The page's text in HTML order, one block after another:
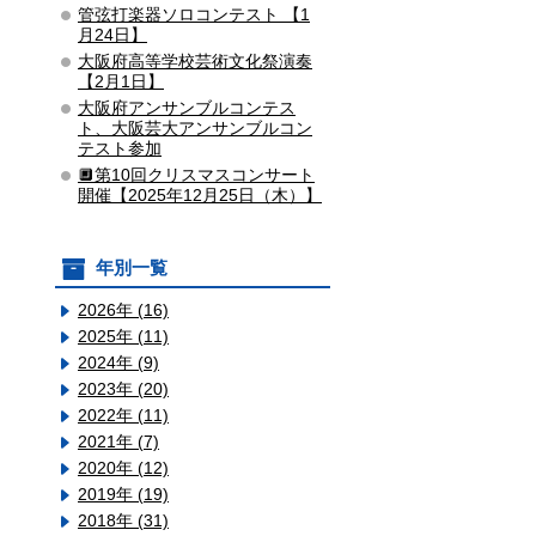
管弦打楽器ソロコンテスト ​【1
月24日】
大阪府高等学校芸術文化祭演奏
【2月1日】
大阪府アンサンブルコンテス
ト、大阪芸大アンサンブルコン
テスト参加
🔲第10回クリスマスコンサート
開催【2025年12月25日（木）】
年別一覧
2026年 (16)
2025年 (11)
2024年 (9)
2023年 (20)
2022年 (11)
2021年 (7)
2020年 (12)
2019年 (19)
2018年 (31)